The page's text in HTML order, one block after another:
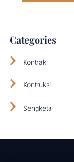
Categories
Kontrak
Kontruksi
Sengketa